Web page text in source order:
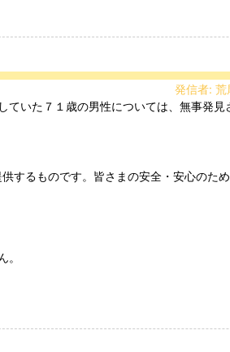
発信者:
するものです。皆さまの安全・安心のた
。